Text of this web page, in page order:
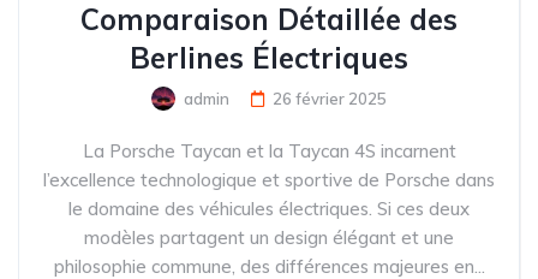
Comparaison Détaillée des
Berlines Électriques
admin 26 février 2025
La Porsche Taycan et la Taycan 4S incarnent
l’excellence technologique et sportive de Porsche dans
le domaine des véhicules électriques. Si ces deux
modèles partagent un design élégant et une
philosophie commune, des différences majeures en...